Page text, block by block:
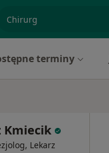
terminy
Kmiecik
Lekarz